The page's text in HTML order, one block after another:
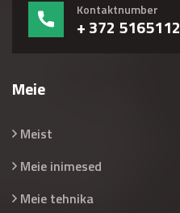
Kontaktnumber
+ 372 5165112
Meie
Meist
Meie inimesed
Meie tehnika